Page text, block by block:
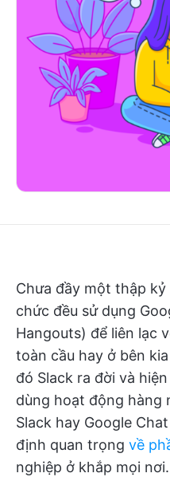
Chưa đầy một thập
chức đều sử dụng
Hangouts) để liên lạc
toàn cầu hay ở bên
đó Slack ra đời và
dùng hoạt động hàng
Slack hay Google
định quan trọng về
nghiệp ở khắp mọi nơi.